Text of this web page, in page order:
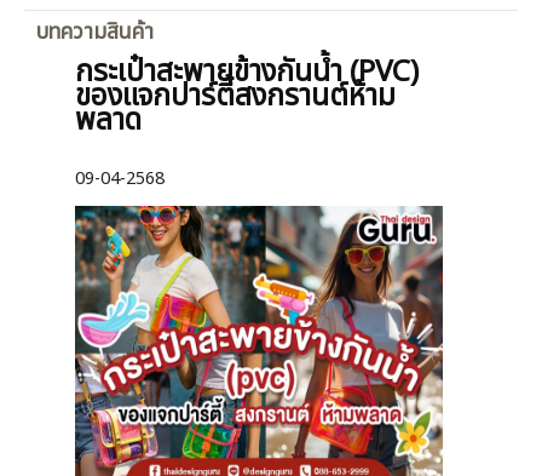
บทความสินค้า
กระเป๋าสะพายข้างกันน้ำ (PVC)
ของแจกปาร์ตี้สงกรานต์ห้าม
พลาด
09-04-2568